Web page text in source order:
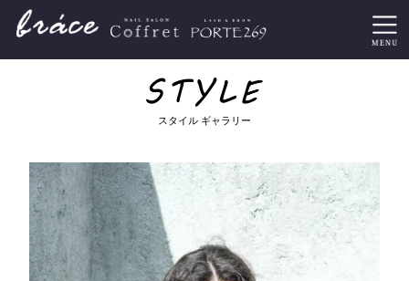
スタイル ギャラリー